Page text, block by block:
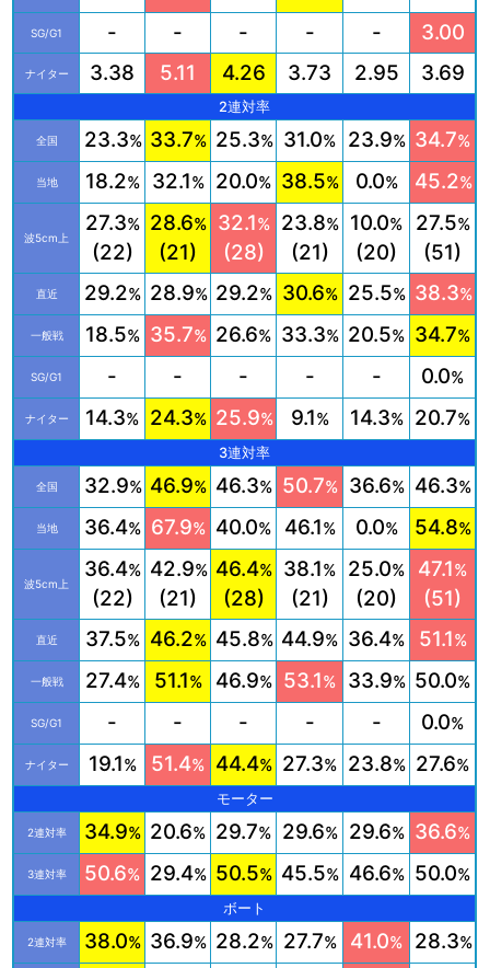
SG/G1 - - - - - 3.00
ナイター 3.38 5.11 4.26 3.73 2.95 3.69
2連対率
全国 23.3% 33.7% 25.3% 31.0% 23.9% 34.7%
当地 18.2% 32.1% 20.0% 38.5% 0.0% 45.2%
波5cm上
27.3%
(22)
28.6%
(21)
32.1%
(28)
23.8%
(21)
10.0%
(20)
27.5%
(51)
直近 29.2% 28.9% 29.2% 30.6% 25.5% 38.3%
一般戦 18.5% 35.7% 26.6% 33.3% 20.5% 34.7%
SG/G1 - - - - - 0.0%
ナイター 14.3% 24.3% 25.9% 9.1% 14.3% 20.7%
3連対率
全国 32.9% 46.9% 46.3% 50.7% 36.6% 46.3%
当地 36.4% 67.9% 40.0% 46.1% 0.0% 54.8%
波5cm上
36.4%
(22)
42.9%
(21)
46.4%
(28)
38.1%
(21)
25.0%
(20)
47.1%
(51)
直近 37.5% 46.2% 45.8% 44.9% 36.4% 51.1%
一般戦 27.4% 51.1% 46.9% 53.1% 33.9% 50.0%
SG/G1 - - - - - 0.0%
ナイター 19.1% 51.4% 44.4% 27.3% 23.8% 27.6%
モーター
2連対率 34.9% 20.6% 29.7% 29.6% 29.6% 36.6%
3連対率 50.6% 29.4% 50.5% 45.5% 46.6% 50.0%
ボート
2連対率 38.0% 36.9% 28.2% 27.7% 41.0% 28.3%